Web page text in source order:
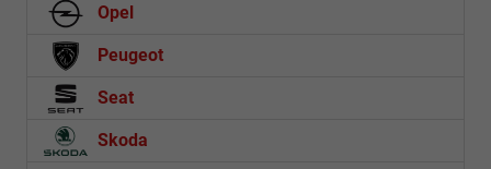
Opel
Peugeot
Seat
Skoda